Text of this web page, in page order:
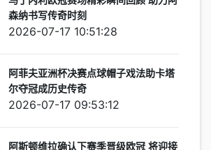
森纳书写传奇时刻
2026-07-17 10:51:28
阿菲夫亚洲杯决赛点球帽子戏法助卡塔
尔夺冠成历史传奇
2026-07-17 09:53:12
阿斯顿维拉确认下赛季晋级欧冠 将迎接